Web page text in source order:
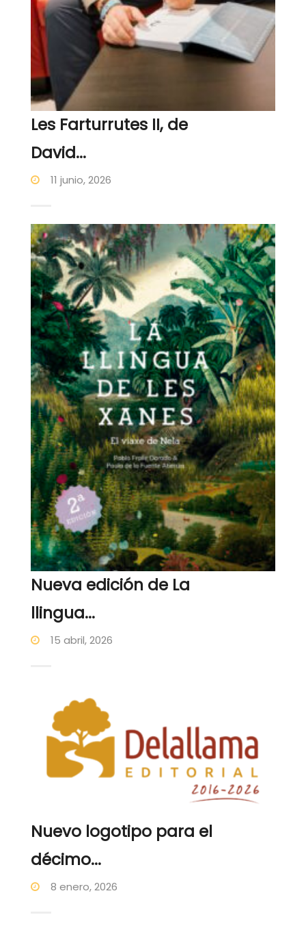
Les Farturrutes II, de
David...
11 junio, 2026
Nueva edición de La
llingua...
15 abril, 2026
Nuevo logotipo para el
décimo...
8 enero, 2026